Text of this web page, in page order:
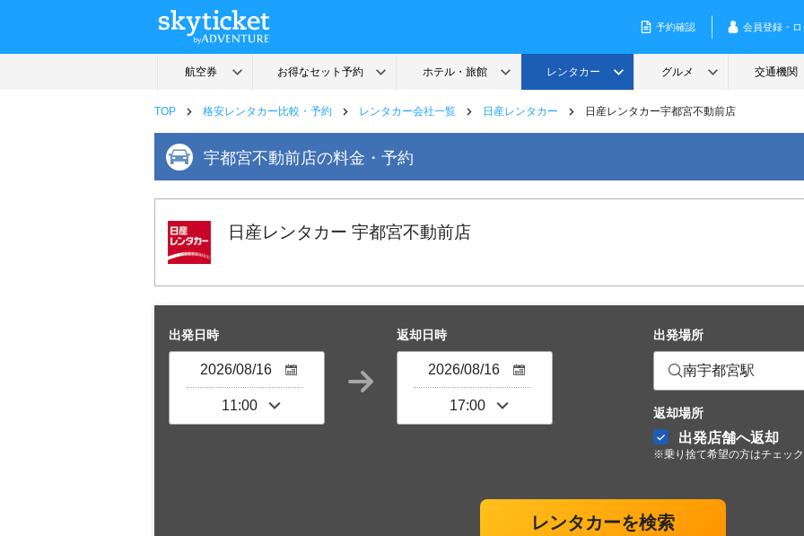
TOP 格安レンタカー比較・予約 レンタカー会社一覧 日産レンタカー 日産レンタカー宇都宮不動前店
宇都宮不動前店の料金・予約
日産レンタカー 宇都宮不動前店
出発日時 返却日時 出発場所
南宇都宮駅
返却場所
出発店舗へ返却
※乗り捨て希望の方はチェッ
レンタカーを検索